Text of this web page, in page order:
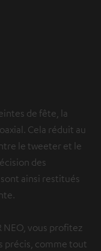
de fête, la
Cela réduit au
le tweeter et le
des
ainsi restitués
NEO, vous profitez
précis, comme tout